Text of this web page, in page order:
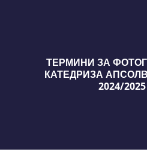
ТЕРМИНИ ЗА
КАТЕДРИЗА
2024/